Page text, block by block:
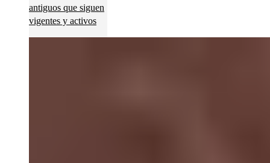
antiguos que siguen
vigentes y activos